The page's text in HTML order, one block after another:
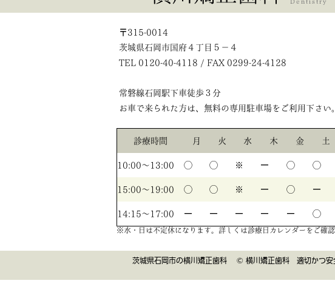
〒315-0014
茨城県石岡市国府４丁目５－４
TEL 0120-40-4118 / FAX 0299-24-4128
常磐線石岡駅下車徒歩３分
お車で来られた方は、無料の専用駐車場をご利用下さい。
診療時間 月 火 水 木 金 土
10:00〜13:00 ◯ ◯ ※ ー ◯ ◯
15:00〜19:00 ◯ ◯ ※ ー ◯ ー
14:15〜17:00 ー ー ー ー ー ◯
※水・日は不定休になります。詳しくは診療日カレンダーをご確
茨城県石岡市の横川矯正歯科 © 横川矯正歯科 適切かつ安